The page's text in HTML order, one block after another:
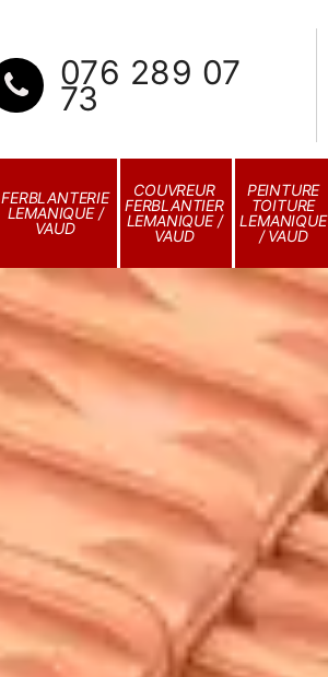
076 289 07
73
FERBLANTERIE
LEMANIQUE /
VAUD
COUVREUR
FERBLANTIER
LEMANIQUE /
VAUD
PEINTURE
TOITURE
LEMANIQUE
/ VAUD